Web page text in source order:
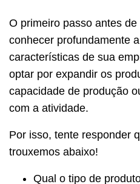
O primeiro passo antes
conhecer profundamente
características de sua
optar por expandir os
capacidade de produção
com a atividade.
Por isso, tente responder
trouxemos abaixo!
Qual o tipo de